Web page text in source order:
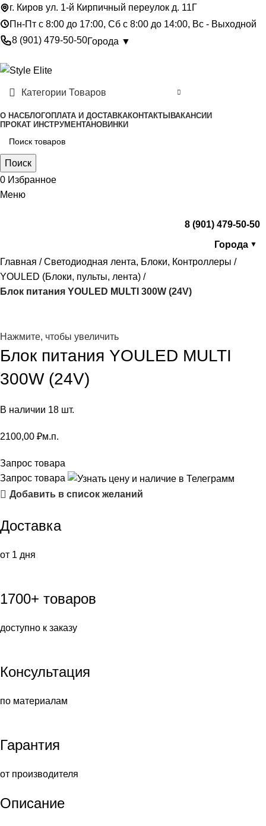
г. Киров ул. 1-й Кирпичный переулок д. 11Г
Пн-Пт с 8:00 до 17:00, Сб с 8:00 до 14:00, Вс - Выходной
8 (901) 479-50-50Города ▼
Категории Товаров
О НАСБЛОГОПЛАТА И ДОСТАВКАКОНТАКТЫ ВАКАНСИИ
ПРОКАТ ИНСТРУМЕНТАНОВИНКИ
Поиск
0 Избранное
Меню
8 (901) 479-50-50
Города ▼
Главная
Светодиодная лента, Блоки, Контроллеры
YOULED (Блоки, пульты, лента)
Блок питания YOULED MULTI 300W (24V)
Нажмите, чтобы увеличить
Блок питания YOULED MULTI
300W (24V)
В наличии 18 шт.
2100,00 ₽м.п.
Запрос товара
Запрос товара
Добавить в список желаний
Доставка
от 1 дня
1700+ товаров
доступно к заказу
Консультация
по материалам
Гарантия
от производителя
Описание